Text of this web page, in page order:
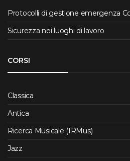
Protocolli di gestione emergenza
Sicurezza nei luoghi di lavoro
CORSI
Classica
Antica
Ricerca Musicale (IRMus)
Jazz